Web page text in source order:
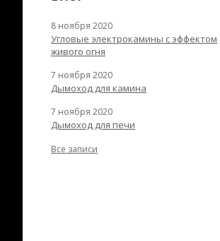
8 ноября 2020
Угловые электрокамины с эффектом
живого огня
7 ноября 2020
Дымоход для камина
7 ноября 2020
Дымоход для печи
Все записи